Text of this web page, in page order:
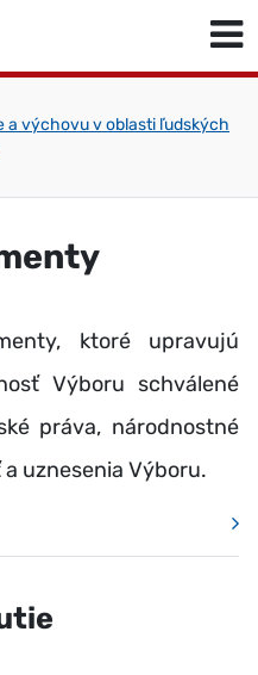
a výchovu v oblasti ľudských
ktoré upravujú
Výboru schválené
práva, národnostné
uznesenia Výboru.